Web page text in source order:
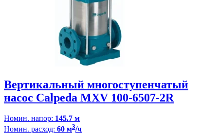
Вертикальный многоступенчатый
насос Calpeda MXV 100-6507-2R
Номин. напор: 145.7 м
Номин. расход: 60 м3/ч